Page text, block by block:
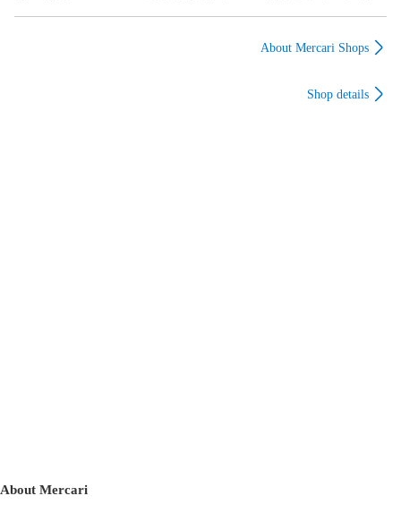
486)／佐々 涼子
About Mercari Shops
Shop details
About Mercari